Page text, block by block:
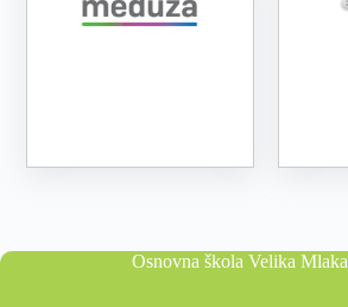
Osnovna škola Velika Mlaka